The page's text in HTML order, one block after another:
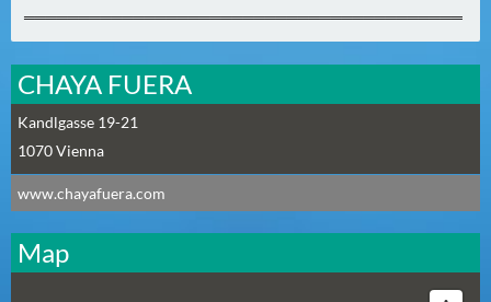
N
C
H
S
T
E
R
S
A
════════════════════════════════════════
CHAYA FUERA
Kandlgasse 19-21
1070Vienna
www.chayafuera.com
Map